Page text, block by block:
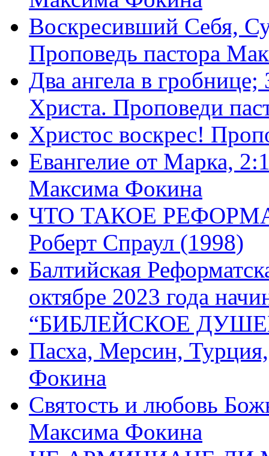
Воскресивший Себя,
Проповедь пастора
Два ангела в
Христа. Проповеди
Христос воскрес!
Евангелие от Марка,
Максима Фокина
ЧТО ТАКОЕ
Роберт Спраул (1998)
Балтийская
октябре 2023 года
“БИБЛЕЙСКОЕ
Пасха, Мерсин,
Фокина
Святость и любовь
Максима Фокина